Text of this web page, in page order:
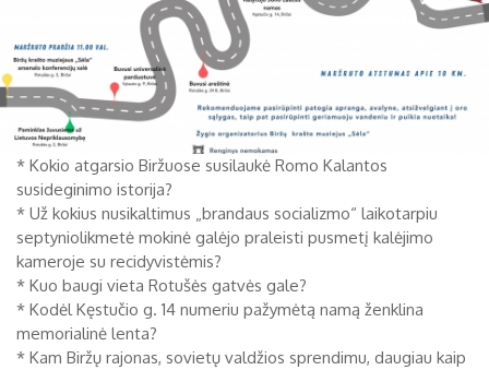
25 26 27 28
30
31
* Kokio atgarsio Biržuose susilaukė Romo Kalantos
susideginimo istorija?
* Už kokius nusikaltimus „brandaus socializmo“ laikotarpiu
septyniolikmetė mokinė galėjo praleisti pusmetį kalėjimo
kameroje su recidyvistėmis?
* Kuo baugi vieta Rotušės gatvės gale?
* Kodėl Kęstučio g. 14 numeriu pažymėtą namą ženklina
memorialinė lenta?
* Kam Biržų rajonas, sovietų valdžios sprendimu, daugiau kaip